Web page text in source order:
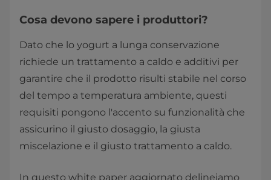
Cosa devono sapere i produttori?
Dato che lo yogurt a lunga conservazione
richiede un trattamento a caldo e additivi per
garantire che il prodotto risulti stabile nel corso
del tempo a temperatura ambiente, questi
requisiti pongono l'accento su funzionalità che
assicurino il giusto dosaggio, la giusta
miscelazione e il giusto trattamento a caldo.
In questo white paper aggiornato delineiamo